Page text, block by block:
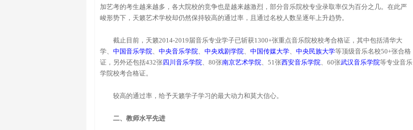
加艺考的考生越来越多，各大院校的竞争也是越来越激烈，部分音乐院校专业录取率仅为百分之几。在此严
峻形势下，天籁艺术学校却仍然保持较高的通过率，且通过名校人数呈逐年上升趋势。
截止目前，天籁2014-2019届音乐专业学子已斩获1300+张重点音乐院校校考合格证，其中包括清华大
学、 中国音乐学院、 中央音乐学院、 中央戏剧学院、 中国传媒大学、 中央民族大学等顶级音乐名校50+张合格
证，另外还包括432张四川音乐学院、80张南京艺术学院、51张西安音乐学院、60张武汉音乐学院等专业音乐
学院校考合格证。
较高的通过率，给予天籁学子学习的最大动力和莫大信心。
二、教师水平先进